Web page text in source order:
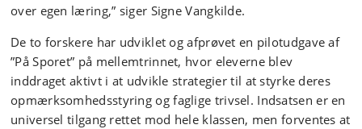
over egen læring,” siger Signe Vangkilde.
De to forskere har udviklet og afprøvet en pilotudgave af
”På Sporet” på mellemtrinnet, hvor eleverne blev
inddraget aktivt i at udvikle strategier til at styrke deres
opmærksomhedsstyring og faglige trivsel. Indsatsen er en
universel tilgang rettet mod hele klassen, men forventes at